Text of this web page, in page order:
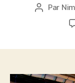
Auteur
Par